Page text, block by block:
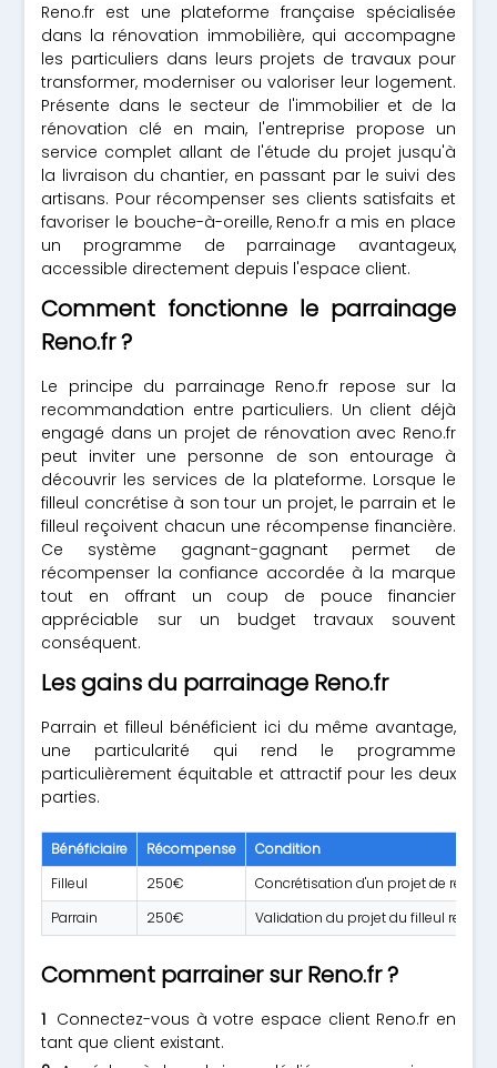
Reno.fr est une plateforme française spécialisée
dans la rénovation immobilière, qui accompagne
les particuliers dans leurs projets de travaux pour
transformer, moderniser ou valoriser leur logement.
Présente dans le secteur de l'immobilier et de la
rénovation clé en main, l'entreprise propose un
service complet allant de l'étude du projet jusqu'à
la livraison du chantier, en passant par le suivi des
artisans. Pour récompenser ses clients satisfaits et
favoriser le bouche-à-oreille, Reno.fr a mis en place
un programme de parrainage avantageux,
accessible directement depuis l'espace client.
Comment fonctionne le parrainage
Reno.fr ?
Le principe du parrainage Reno.fr repose sur la
recommandation entre particuliers. Un client déjà
engagé dans un projet de rénovation avec Reno.fr
peut inviter une personne de son entourage à
découvrir les services de la plateforme. Lorsque le
filleul concrétise à son tour un projet, le parrain et le
filleul reçoivent chacun une récompense financière.
Ce système gagnant-gagnant permet de
récompenser la confiance accordée à la marque
tout en offrant un coup de pouce financier
appréciable sur un budget travaux souvent
conséquent.
Les gains du parrainage Reno.fr
Parrain et filleul bénéficient ici du même avantage,
une particularité qui rend le programme
particulièrement équitable et attractif pour les deux
parties.
Bénéficiaire Récompense
Condition
Filleul
250€
Concrétisation d'un projet de
Parrain
250€ Validation du projet du filleul
Comment parrainer sur Reno.fr ?
Connectez-vous à votre espace client Reno.fr en
tant que client existant.